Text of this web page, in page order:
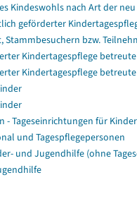
Kindeswohls nach Art der
geförderter
bzw.
Kindertagespflege
Kindertagespflege
Tageseinrichtungen für Kinder
und Tagespflegepersonen
und Jugendhilfe (ohne